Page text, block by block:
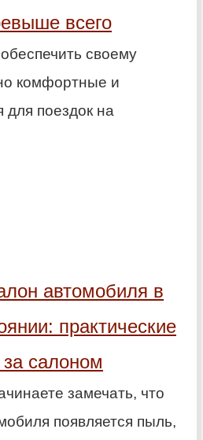
всего
своему
комфортные и
для поездок на
автомобиля в
практические
салоном
замечать, что
появляется пыль,